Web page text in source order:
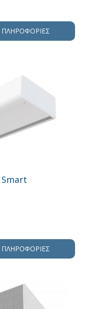
Smart